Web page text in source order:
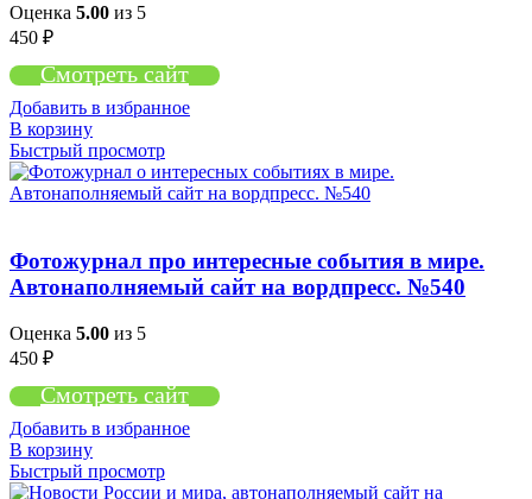
Оценка 5.00 из 5
450 ₽
Смотреть сайт
Добавить в избранное
В корзину
Быстрый просмотр
Фотожурнал про интересные события в мире.
Автонаполняемый сайт на вордпресс. №540
Оценка 5.00 из 5
450 ₽
Смотреть сайт
Добавить в избранное
В корзину
Быстрый просмотр